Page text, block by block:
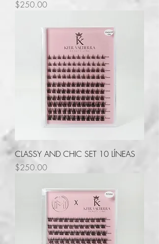
Precio
$250.00
CLASSY AND CHIC SET 10 LÍNEAS
Precio
$250.00